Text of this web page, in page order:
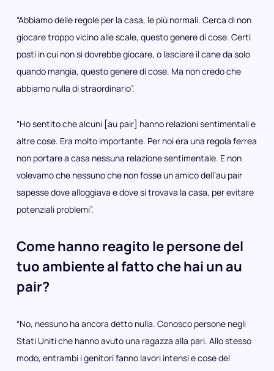
“Abbiamo delle regole per la casa, le più normali. Cerca di non
giocare troppo vicino alle scale, questo genere di cose. Certi
posti in cui non si dovrebbe giocare, o lasciare il cane da solo
quando mangia, questo genere di cose. Ma non credo che
abbiamo nulla di straordinario”.
“Ho sentito che alcuni [au pair] hanno relazioni sentimentali e
altre cose. Era molto importante. Per noi era una regola ferrea
non portare a casa nessuna relazione sentimentale. E non
volevamo che nessuno che non fosse un amico dell’au pair
sapesse dove alloggiava e dove si trovava la casa, per evitare
potenziali problemi”.
Come hanno reagito le persone del
tuo ambiente al fatto che hai un au
pair?
“No, nessuno ha ancora detto nulla. Conosco persone negli
Stati Uniti che hanno avuto una ragazza alla pari. Allo stesso
modo, entrambi i genitori fanno lavori intensi e cose del